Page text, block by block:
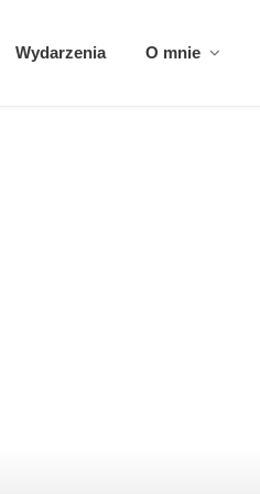
Wydarzenia O mnie